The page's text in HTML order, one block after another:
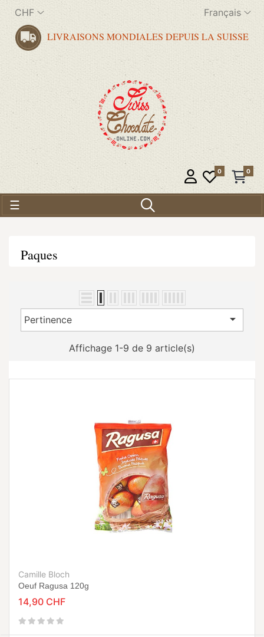
CHF Français
LIVRAISONS MONDIALES DEPUIS LA SUISSE
0 0
Basculer la navigation
☰
Paques
Pertinence 
Affichage 1-9 de 9 article(s)
Camille Bloch
Oeuf Ragusa 120g
14,90 CHF